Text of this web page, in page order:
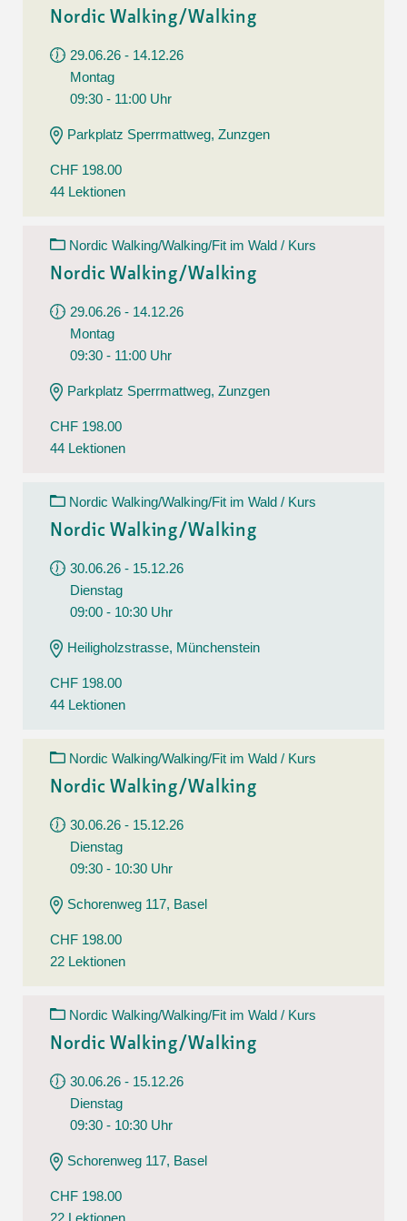
Nordic Walking/Walking
29.06.26 - 14.12.26
Montag
09:30 - 11:00 Uhr
Parkplatz Sperrmattweg, Zunzgen
CHF 198.00
44 Lektionen
Nordic Walking/Walking/Fit im Wald / Kurs
Nordic Walking/Walking
29.06.26 - 14.12.26
Montag
09:30 - 11:00 Uhr
Parkplatz Sperrmattweg, Zunzgen
CHF 198.00
44 Lektionen
Nordic Walking/Walking/Fit im Wald / Kurs
Nordic Walking/Walking
30.06.26 - 15.12.26
Dienstag
09:00 - 10:30 Uhr
Heiligholzstrasse, Münchenstein
CHF 198.00
44 Lektionen
Nordic Walking/Walking/Fit im Wald / Kurs
Nordic Walking/Walking
30.06.26 - 15.12.26
Dienstag
09:30 - 10:30 Uhr
Schorenweg 117, Basel
CHF 198.00
22 Lektionen
Nordic Walking/Walking/Fit im Wald / Kurs
Nordic Walking/Walking
30.06.26 - 15.12.26
Dienstag
09:30 - 10:30 Uhr
Schorenweg 117, Basel
CHF 198.00
22 Lektionen